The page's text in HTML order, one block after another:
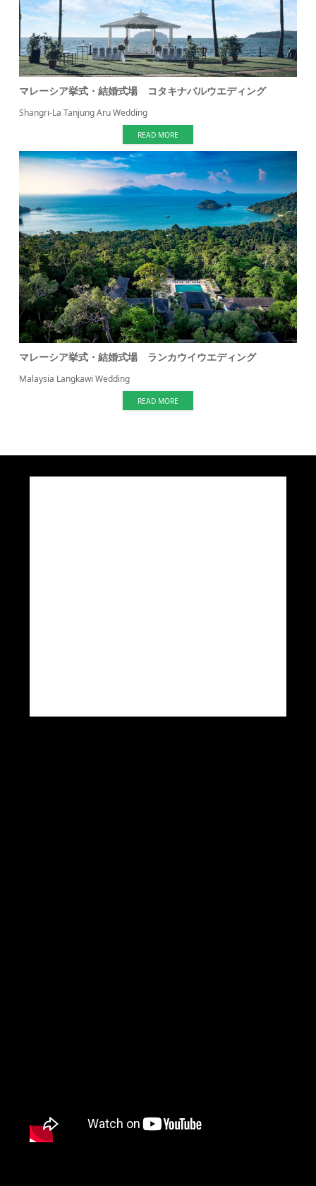
マレーシア挙式・結婚式場 コタキナバルウエディング
Shangri-La Tanjung Aru Wedding
READ MORE
マレーシア挙式・結婚式場 ランカウイウエディング
Malaysia Langkawi Wedding
READ MORE